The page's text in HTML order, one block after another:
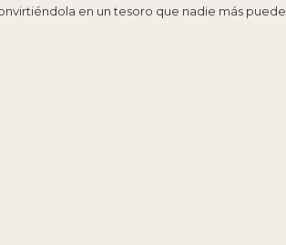
en un tesoro que nadie más puede